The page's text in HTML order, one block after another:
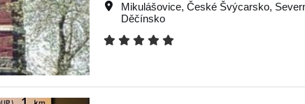
Mikulášovice,České Švýcarsko,
Děčínsko